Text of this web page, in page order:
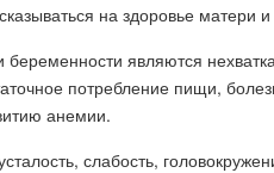
на здоровье матери
являются
потребление пищи,
анемии.
слабость,